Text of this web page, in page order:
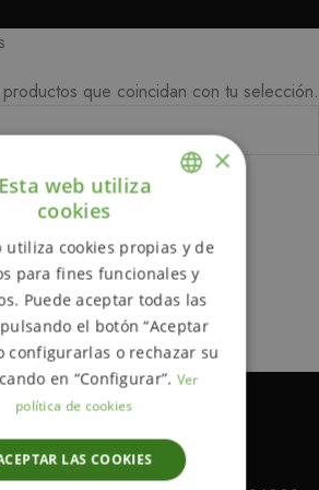
que coincidan con tu selección.
SPANISH
×
Esta web utiliza
cookies
utiliza cookies propias y de
para fines funcionales y
Puede aceptar todas las
el botón “Aceptar
configurarlas o rechazar su
en “Configurar”. Ver
política de cookies
LAS COOKIES